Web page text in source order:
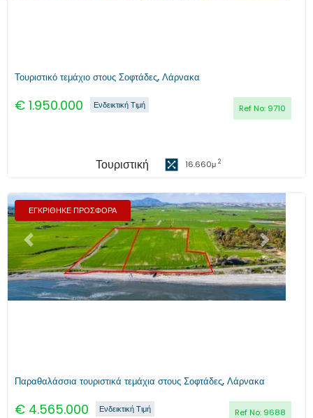
Τουριστικό τεμάχιο στους Σοφτάδες, Λάρνακα
€ 1.950.000 Ref No: 9710
Ενδεικτική Τιμή
Τουριστική 16.660μ 2
ΕΓΚΡΙΘΗΚΕ ΠΡΟΣΦΟΡΑ
Προηγούμενο Επόμενο
Παραθαλάσσια τουριστικά τεμάχια στους Σοφτάδες, Λάρνακα
€ 4.565.000 Ref No: 9688
Ενδεικτική Τιμή